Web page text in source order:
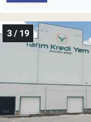
3 / 19